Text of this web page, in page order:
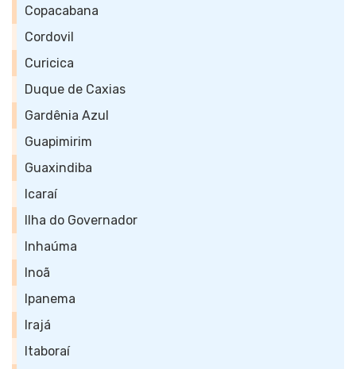
Copacabana
Cordovil
Curicica
Duque de Caxias
Gardênia Azul
Guapimirim
Guaxindiba
Icaraí
Ilha do Governador
Inhaúma
Inoã
Ipanema
Irajá
Itaboraí